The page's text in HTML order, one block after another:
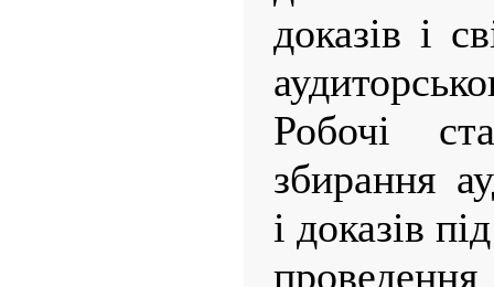
доказів і
Робочі
збирання
і доказів